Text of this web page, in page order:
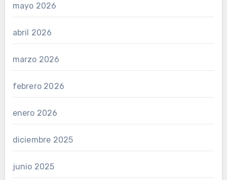
mayo 2026
abril 2026
marzo 2026
febrero 2026
enero 2026
diciembre 2025
junio 2025